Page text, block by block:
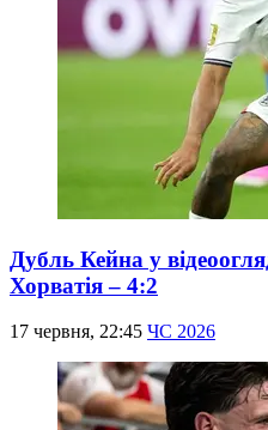
Дубль Кейна у
Хорватія – 4:2
17 червня, 22:45 ЧС 2026